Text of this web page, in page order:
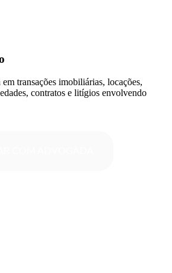
transações imobiliárias, locações,
contratos e litígios envolvendo